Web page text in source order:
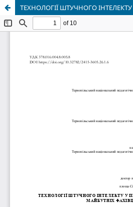
ТЕХНОЛОГІЇ ШТУЧНОГО